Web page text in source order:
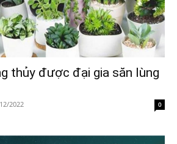
thủy được đại gia săn lùng
2022 0